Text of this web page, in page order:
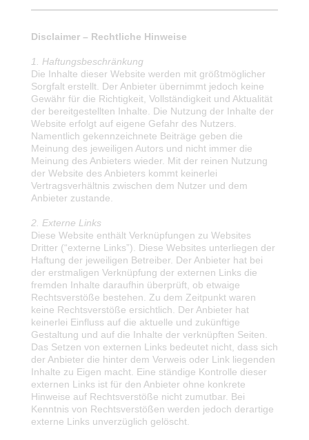
Disclaimer – Rechtliche Hinweise
1. Haftungsbeschränkung
Die Inhalte dieser Website werden mit größtmöglicher
Sorgfalt erstellt. Der Anbieter übernimmt jedoch keine
Gewähr für die Richtigkeit, Vollständigkeit und Aktualität
der bereitgestellten Inhalte. Die Nutzung der Inhalte der
Website erfolgt auf eigene Gefahr des Nutzers.
Namentlich gekennzeichnete Beiträge geben die
Meinung des jeweiligen Autors und nicht immer die
Meinung des Anbieters wieder. Mit der reinen Nutzung
der Website des Anbieters kommt keinerlei
Vertragsverhältnis zwischen dem Nutzer und dem
Anbieter zustande.
2. Externe Links
Diese Website enthält Verknüpfungen zu Websites
Dritter (“externe Links”). Diese Websites unterliegen der
Haftung der jeweiligen Betreiber. Der Anbieter hat bei
der erstmaligen Verknüpfung der externen Links die
fremden Inhalte daraufhin überprüft, ob etwaige
Rechtsverstöße bestehen. Zu dem Zeitpunkt waren
keine Rechtsverstöße ersichtlich. Der Anbieter hat
keinerlei Einfluss auf die aktuelle und zukünftige
Gestaltung und auf die Inhalte der verknüpften Seiten.
Das Setzen von externen Links bedeutet nicht, dass sich
der Anbieter die hinter dem Verweis oder Link liegenden
Inhalte zu Eigen macht. Eine ständige Kontrolle dieser
externen Links ist für den Anbieter ohne konkrete
Hinweise auf Rechtsverstöße nicht zumutbar. Bei
Kenntnis von Rechtsverstößen werden jedoch derartige
externe Links unverzüglich gelöscht.